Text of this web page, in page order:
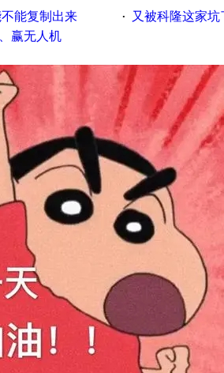
能复制出来 · 又被科隆这家坑
赢无人机